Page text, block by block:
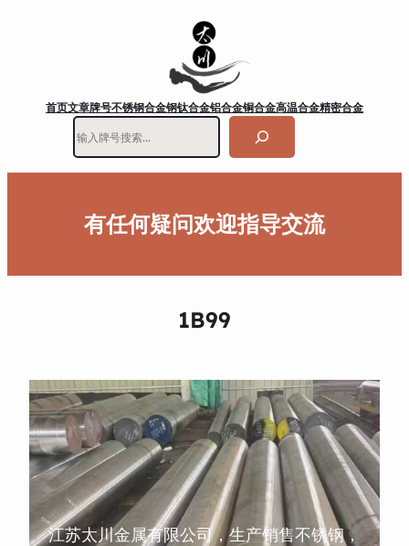
首页文章牌号不锈钢合金钢钛合金铝合金铜合金高温合金精密合金
有任何疑问欢迎指导交流
1B99
江苏太川金属有限公司，生产销售不锈钢，